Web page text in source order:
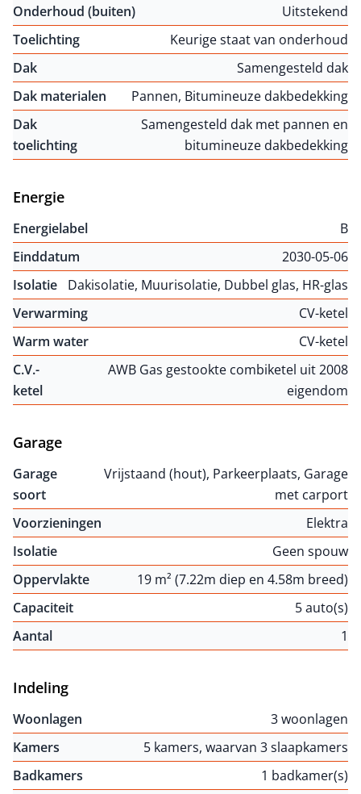
Onderhoud (buiten)
Uitstekend
Toelichting
Keurige staat van onderhoud
Dak
Samengesteld dak
Dak materialen
Pannen, Bitumineuze dakbedekking
Dak
toelichting
Samengesteld dak met pannen en
bitumineuze dakbedekking
Energie
Energielabel
B
Einddatum
2030-05-06
Isolatie
Dakisolatie, Muurisolatie, Dubbel glas, HR-glas
Verwarming
CV-ketel
Warm water
CV-ketel
C.V.-
ketel
AWB Gas gestookte combiketel uit 2008
eigendom
Garage
Garage
soort
Vrijstaand (hout), Parkeerplaats, Garage
met carport
Voorzieningen
Elektra
Isolatie
Geen spouw
Oppervlakte
19 m² (7.22m diep en 4.58m breed)
Capaciteit
5 auto(s)
Aantal
1
Indeling
Woonlagen
3 woonlagen
Kamers
5 kamers, waarvan 3 slaapkamers
Badkamers
1 badkamer(s)